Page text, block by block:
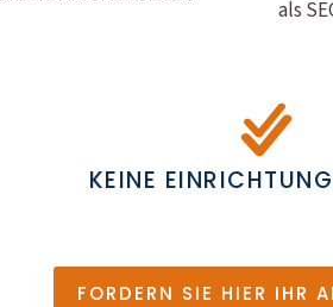
als
KEINE
FORDERN SIE HIER IHR